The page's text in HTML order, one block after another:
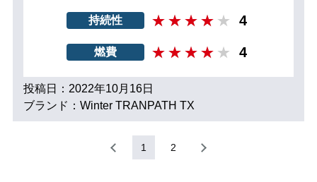
持続性 4
燃費 4
投稿日：2022年10月16日
ブランド：Winter TRANPATH TX
1 2